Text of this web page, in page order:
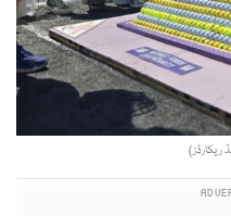
ریکارڈز)